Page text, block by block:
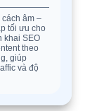
âm –
tối ưu cho
khai SEO
theo
giúp
và độ